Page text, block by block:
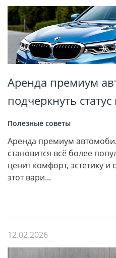
Аренда премиум
подчеркнуть
Полезные советы
Аренда премиум
становится всё более
ценит комфорт, эстетику
этот вари...
12.02.2026